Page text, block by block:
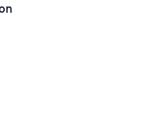
0 на основе 0 оценок